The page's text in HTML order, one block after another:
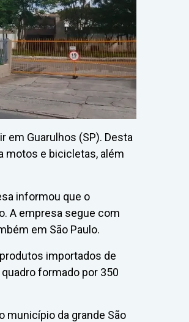
em Guarulhos (SP). Desta
motos e bicicletas, além
informou que o
A empresa segue com
em São Paulo.
importados de
formado por 350
município da grande São